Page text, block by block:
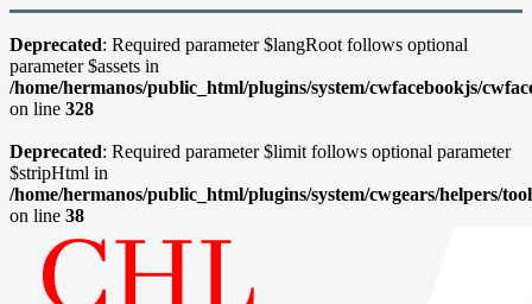
Deprecated: Required parameter $langRoot follows optional
parameter $assets in
/home/hermanos/public_html/plugins/system/cwfacebookjs/
on line 328
Deprecated: Required parameter $limit follows optional parameter
$stripHtml in
/home/hermanos/public_html/plugins/system/cwgears/helpers/
on line 38